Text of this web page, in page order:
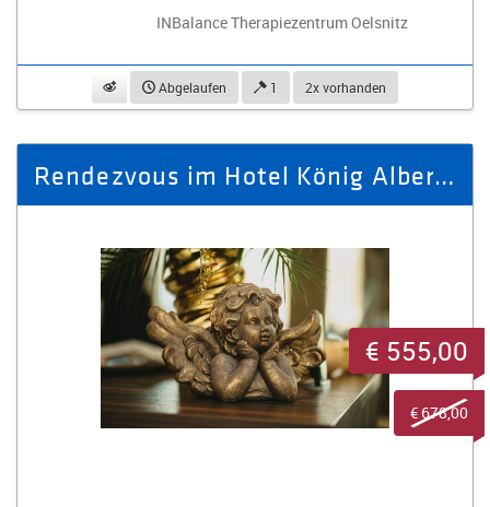
INBalance Therapiezentrum Oelsnitz
beobachtenAbgelaufen 1 2x vorhanden
Rendezvous im Hotel König Albert für 2 Personen in der Suite
€ 555,00
€ 678,00